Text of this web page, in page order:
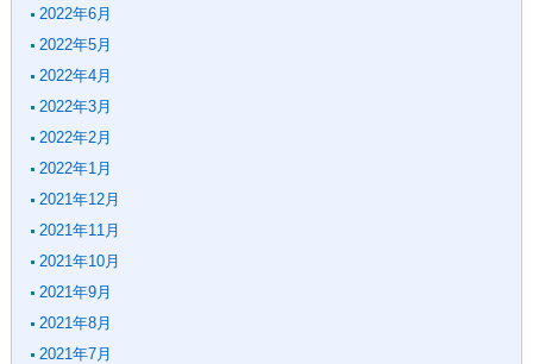
2022年6月
2022年5月
2022年4月
2022年3月
2022年2月
2022年1月
2021年12月
2021年11月
2021年10月
2021年9月
2021年8月
2021年7月